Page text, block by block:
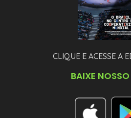
CLIQUE E ACESSE A
BAIXE